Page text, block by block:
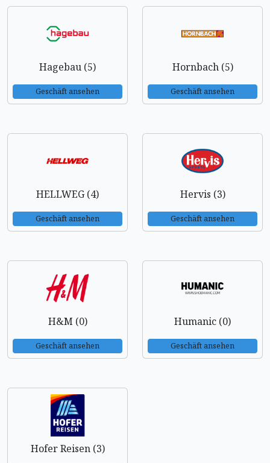
Hagebau (5)
Geschäft ansehen
Hornbach (5)
Geschäft ansehen
HELLWEG (4)
Geschäft ansehen
Hervis (3)
Geschäft ansehen
H&M (0)
Geschäft ansehen
Humanic (0)
Geschäft ansehen
Hofer Reisen (3)